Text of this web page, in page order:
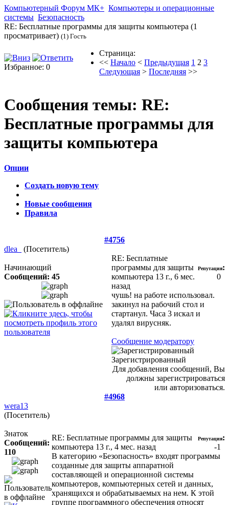
Компьютерный Форум МК+ Компьютеры и операционные
системы Безопасность
RE: Бесплатные программы для защиты компьютера (1
просматривает) (1) Гость
Избранное: 0
Страница:
<< Начало < Предыдущая 1 2 3
Следующая > Последняя >>
Сообщения темы: RE:
Бесплатные программы для
защиты компьютера
Опции
Создать новую тему
Новые сообщения
Правила
#4756
dlea_
(Посетитель)
Начинающий
Сообщений: 45
RE: Бесплатные
программы для защиты
компьютера 13 г., 6 мес.
назад
Репутация:
0
чушь! на работе использовал.
закинул на рабочий стол и
стартанул. Часа 3 искал и
удалял вирусняк.
Сообщение модератору
Зарегистрированный
Для добавления сообщений, Вы
должны зарегистрироваться
или авторизоваться.
#4968
wera13
(Посетитель)
Знаток
Сообщений:
110
RE: Бесплатные программы для защиты
компьютера 13 г., 4 мес. назад
Репутация:
-1
В категорию «Безопасность» входят программы
созданные для защиты аппаратной
составляющей и операционной системы
компьютеров, компьютерных сетей и данных,
хранящихся и обрабатываемых на нем. К этой
группе программного обеспечения относят